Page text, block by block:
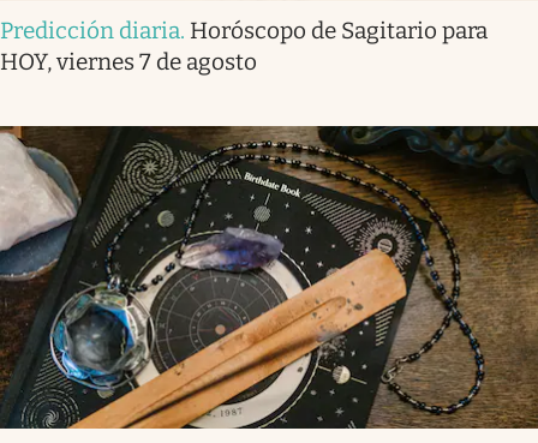
Predicción diaria. Horóscopo de Sagitario para
HOY, viernes 7 de agosto